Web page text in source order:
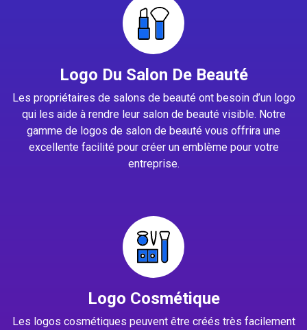
Logo Du Salon De Beauté
Les propriétaires de salons de beauté ont besoin d’un logo
qui les aide à rendre leur salon de beauté visible. Notre
gamme de logos de salon de beauté vous offrira une
excellente facilité pour créer un emblème pour votre
entreprise.
Logo Cosmétique
Les logos cosmétiques peuvent être créés très facilement